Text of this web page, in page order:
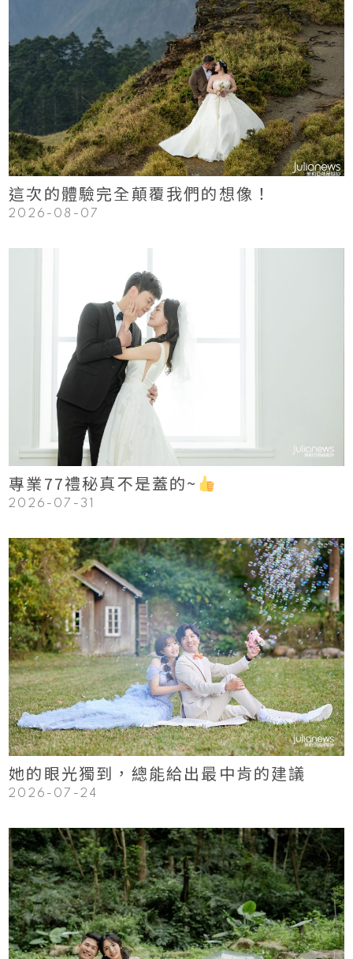
123
Read More
這次的體驗完全顛覆我們的想像！
2026-08-07
123
Read More
專業77禮秘真不是蓋的~
2026-07-31
123
Read More
她的眼光獨到，總能給出最中肯的建議
2026-07-24
123